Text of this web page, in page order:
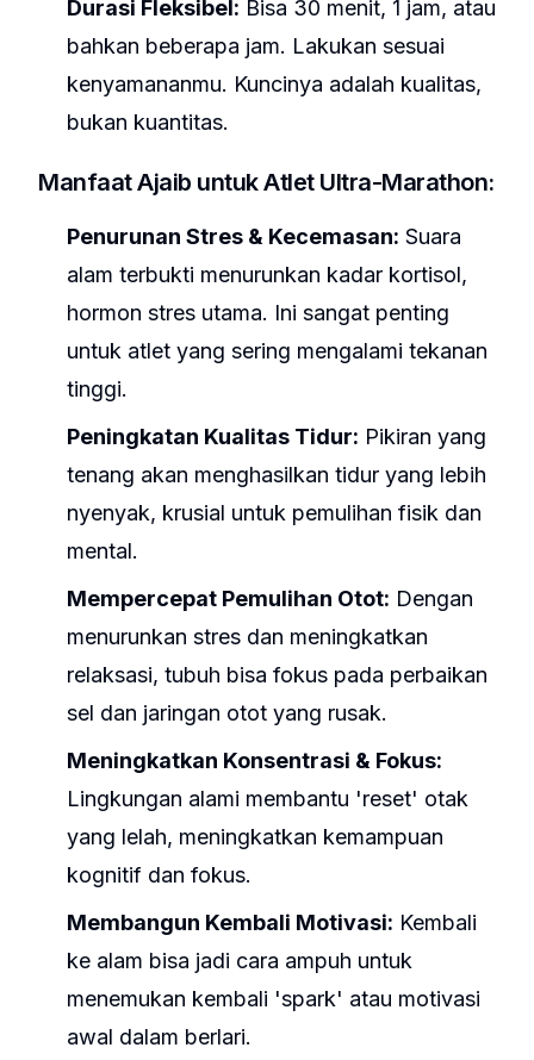
Durasi Fleksibel: Bisa 30 menit, 1 jam, atau
bahkan beberapa jam. Lakukan sesuai
kenyamananmu. Kuncinya adalah kualitas,
bukan kuantitas.
Manfaat Ajaib untuk Atlet Ultra-Marathon:
Penurunan Stres & Kecemasan: Suara
alam terbukti menurunkan kadar kortisol,
hormon stres utama. Ini sangat penting
untuk atlet yang sering mengalami tekanan
tinggi.
Peningkatan Kualitas Tidur: Pikiran yang
tenang akan menghasilkan tidur yang lebih
nyenyak, krusial untuk pemulihan fisik dan
mental.
Mempercepat Pemulihan Otot: Dengan
menurunkan stres dan meningkatkan
relaksasi, tubuh bisa fokus pada perbaikan
sel dan jaringan otot yang rusak.
Meningkatkan Konsentrasi & Fokus:
Lingkungan alami membantu 'reset' otak
yang lelah, meningkatkan kemampuan
kognitif dan fokus.
Membangun Kembali Motivasi: Kembali
ke alam bisa jadi cara ampuh untuk
menemukan kembali 'spark' atau motivasi
awal dalam berlari.